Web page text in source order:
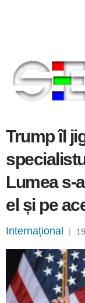
Trump îl
Lumea s-
el și pe
Internațional |